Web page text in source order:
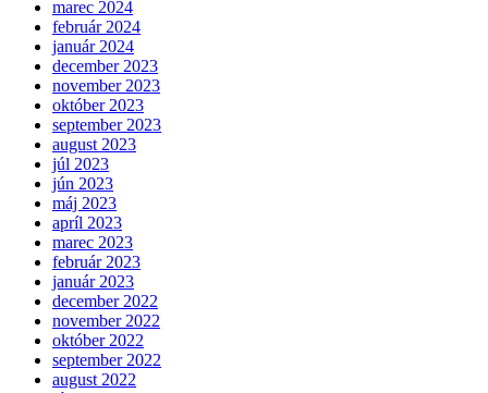
marec 2024
február 2024
január 2024
december 2023
november 2023
október 2023
september 2023
august 2023
júl 2023
jún 2023
máj 2023
apríl 2023
marec 2023
február 2023
január 2023
december 2022
november 2022
október 2022
september 2022
august 2022